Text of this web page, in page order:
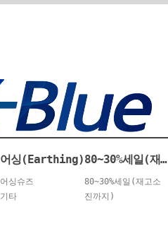
어싱(Earthing)
어싱슈즈
기타
80~30%세일(재고소진까지)
80~30%세일(재고소
진까지)